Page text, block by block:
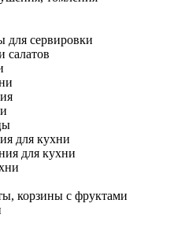
для сервировки
салатов
для кухни
для кухни
корзины с фруктами